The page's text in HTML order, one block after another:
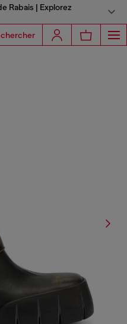
Rabais | Explorez